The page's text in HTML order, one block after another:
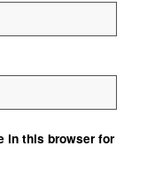
in this browser for